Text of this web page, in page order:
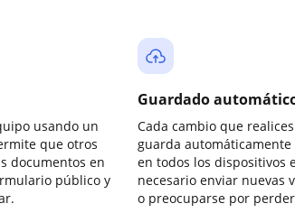
usando un
que otros
documentos en
público y
Guardado
Cada cambio que
guarda
en todos los dispositivos
necesario enviar nuevas
o preocuparse por